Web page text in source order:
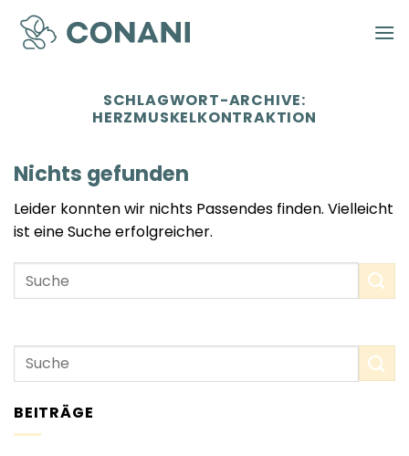
Zum
Inhalt
springen
SCHLAGWORT-ARCHIVE:
HERZMUSKELKONTRAKTION
Nichts gefunden
Leider konnten wir nichts Passendes finden. Vielleicht
ist eine Suche erfolgreicher.
BEITRÄGE